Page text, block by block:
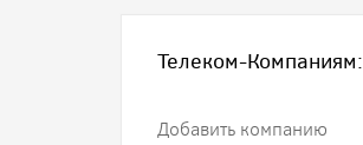
Телеком-Компаниям:
Добавить компанию